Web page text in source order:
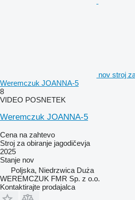
nov stroj
Weremczuk JOANNA-5
8
VIDEO POSNETEK
Weremczuk JOANNA-5
Cena na zahtevo
Stroj za obiranje jagodičevja
2025
Stanje nov
Poljska, Niedrzwica Duża
WEREMCZUK FMR Sp. z o.o.
Kontaktirajte prodajalca